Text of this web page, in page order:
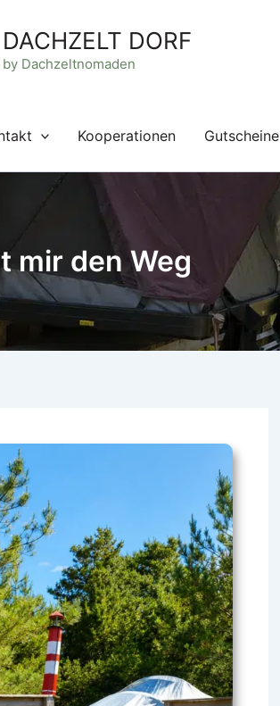
DACHZELT DORF
by Dachzeltnomaden
Kooperationen Gutscheine
mir den Weg